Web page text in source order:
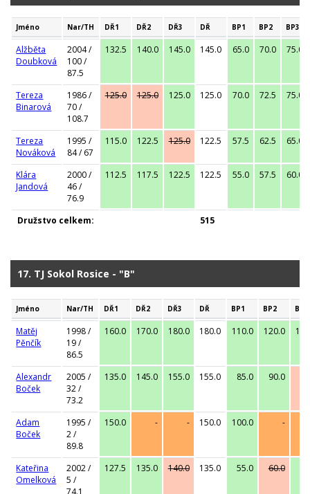
Jméno Nar/TH DŘ1 DŘ2 DŘ3 DŘ BP1 BP2 BP3
Alžběta
Doubková
2004 /
100 /
87.5
132.5 140.0 145.0 145.0 65.0 70.0 75.0
Tereza
Binarová
1986 /
70 /
108.7
125.0 125.0 125.0 125.0 70.0 72.5 75.0
Tereza
Nováková
1995 /
84 / 67
115.0 122.5 125.0 122.5 57.5 62.5 65.0
Klára
Jandová
2000 /
46 /
76.9
112.5 117.5 122.5 122.5 55.0 57.5 60.0
Družstvo celkem: 515
17. TJ Sokol Rosice - "B"
Jméno Nar/TH DŘ1 DŘ2 DŘ3 DŘ BP1 BP2 BP3
Matěj
Pěnčík
1998 /
19 /
86.5
160.0 170.0 180.0 180.0 110.0 120.0
Alexandr
Boček
2005 /
32 /
73.2
135.0 145.0 155.0 155.0 85.0 90.0
Adam
Boček
1995 /
2 /
89.8
150.0 - - 150.0 100.0 -
Kateřina
Omelková
2002 /
5 /
74.1
127.5 135.0 140.0 135.0 55.0 60.0